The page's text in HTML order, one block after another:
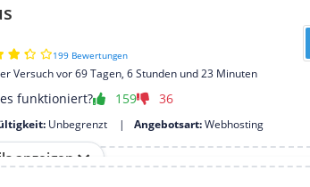
199 Bewertungen
Versuch vor 69 Tagen, 6 Stunden und 23 Minuten
funktioniert? 159 36
Unbegrenzt Angebotsart:Webhosting
anzeigen